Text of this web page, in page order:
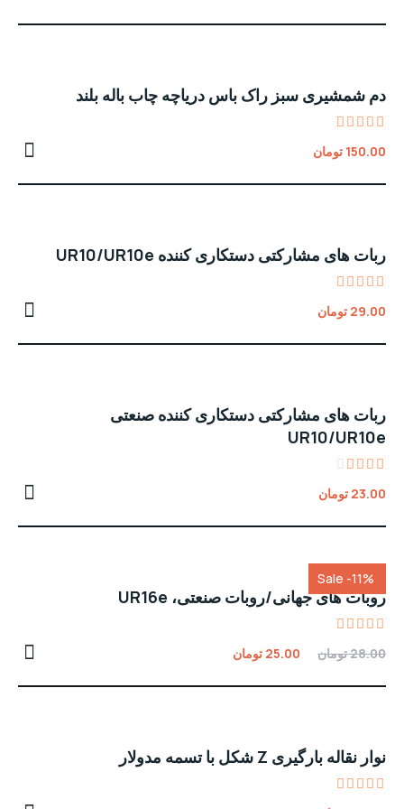
of 5
دم شمشیری سبز راک باس دریاچه چاب باله بلند
5.00
150.00 تومان
ربات های مشارکتی دستکاری کننده UR10/UR10e
4.00
5
29.00 تومان
ربات های مشارکتی دستکاری کننده صنعتی
UR10/UR10e
3.00
of 5
23.00 تومان
Sale -11%
روبات های جهانی/روبات صنعتی، UR16e
4.00
5
28.00تومان 25.00 تومان
نوار نقاله بارگیری Z شکل با تسمه مدولار